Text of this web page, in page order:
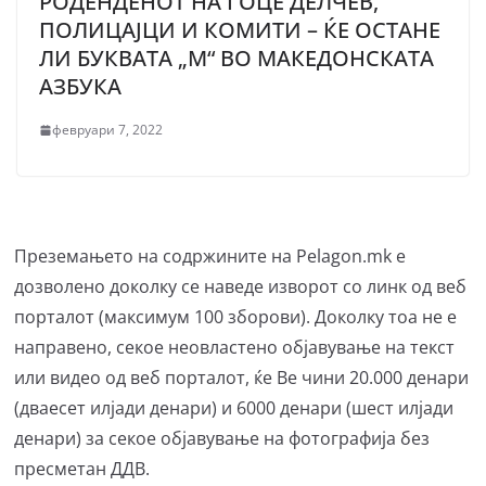
ПОЛИЦАЈЦИ И КОМИТИ – ЌЕ ОСТАНЕ
ЛИ БУКВАТА „М“ ВО МАКЕДОНСКАТА
АЗБУКА
февруари 7, 2022
Преземањето на содржините на Pelagon.mk е
дозволено доколку се наведе изворот со линк од веб
порталот (максимум 100 зборови). Доколку тоа не е
направено, секое неовластено објавување на текст
или видео од веб порталот, ќе Ве чини 20.000 денари
(дваесет илјади денари) и 6000 денари (шест илјади
денари) за секое објавување на фотографија без
пресметан ДДВ.